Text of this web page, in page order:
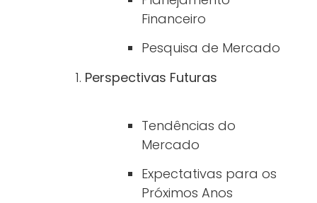
Financeiro
Pesquisa de Mercado
Perspectivas Futuras
Tendências do
Mercado
Expectativas para os
Próximos Anos